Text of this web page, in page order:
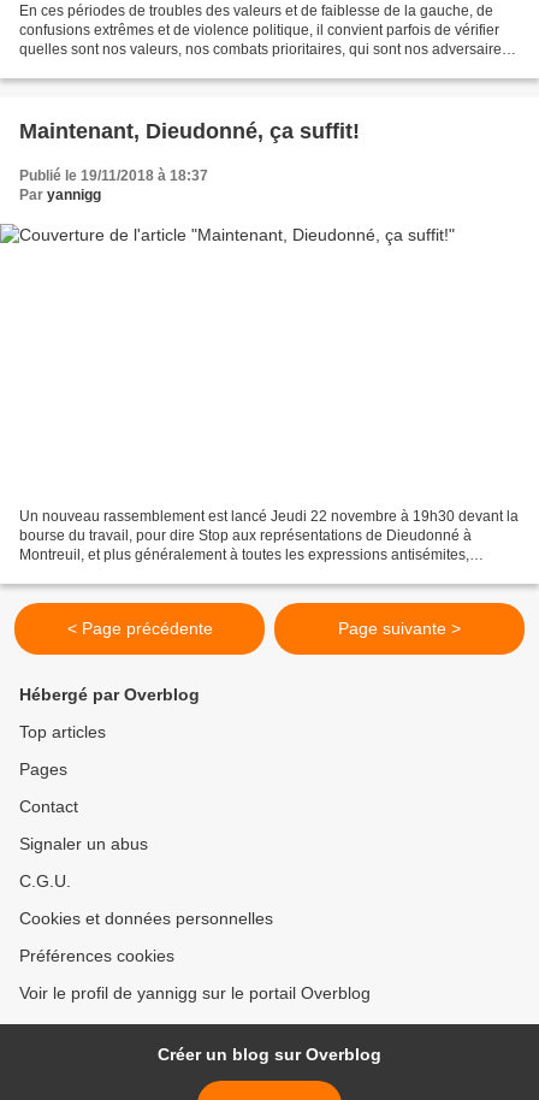
En ces périodes de troubles des valeurs et de faiblesse de la gauche, de
confusions extrêmes et de violence politique, il convient parfois de vérifier
quelles sont nos valeurs, nos combats prioritaires, qui sont nos adversaires
Maintenant, Dieudonné, ça suffit!
Publié le 19/11/2018 à 18:37
Par yannigg
Un nouveau rassemblement est lancé Jeudi 22 novembre à 19h30 devant la
bourse du travail, pour dire Stop aux représentations de Dieudonné à
Montreuil, et plus généralement à toutes les expressions antisémites,
< Page précédente Page suivante >
Hébergé par Overblog
Top articles
Pages
Contact
Signaler un abus
C.G.U.
Cookies et données personnelles
Préférences cookies
Voir le profil de yannigg sur le portail Overblog
Créer un blog sur Overblog